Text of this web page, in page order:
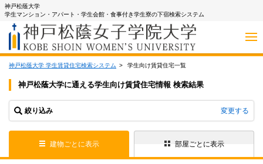
神戸松蔭大学
学生マンション・アパート・学生会館・食事付き学生寮の下宿検索システム
神戸松蔭大学 学生賃貸住宅検索システム 学生向け賃貸住宅一覧
神戸松蔭大学に通える学生向け賃貸住宅情報 検索結果
絞り込み 変更する
建物ごとに表示 部屋ごとに表示